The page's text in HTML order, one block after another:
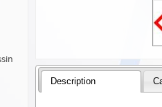
Description